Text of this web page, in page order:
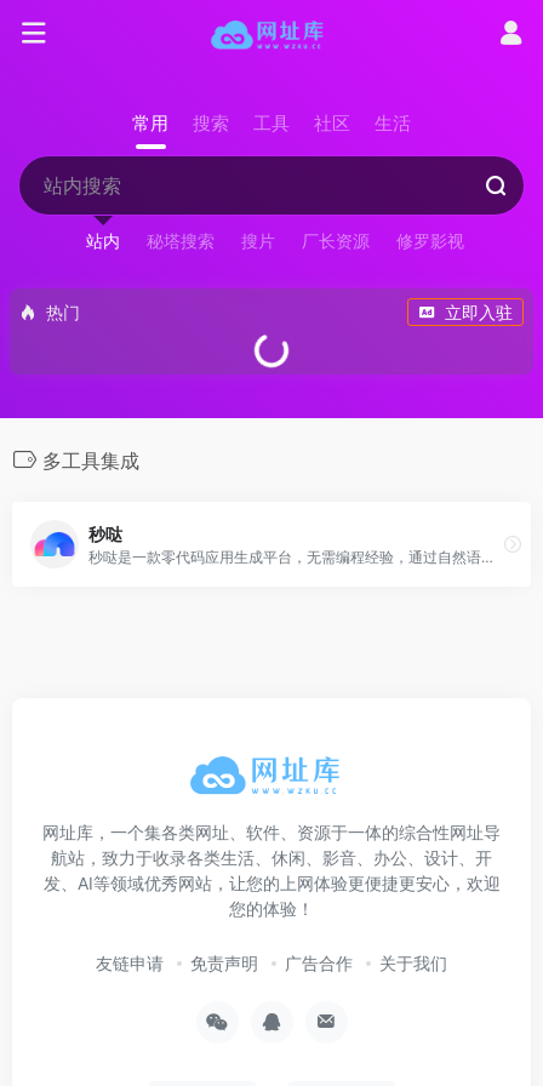
常用 搜索 工具 社区 生活
站内 秘塔搜索 搜片 厂长资源 修罗影视
热门 立即入驻
多工具集成
秒哒
秒哒是一款零代码应用生成平台，无需编程经验，通过自然语言对话式和拖拽式搭建具有完整前后端的应用，一句话生成各类应用，支持生成网站、小程序、H5、小游戏、小工具、轻应用等，提供海量免费模版，24小时在线agent团队，0成本极速上线，无需运维，一人即团队，让每个人都具备程序员能力。
网址库，一个集各类网址、软件、资源于一体的综合性网址导
航站，致力于收录各类生活、休闲、影音、办公、设计、开
发、AI等领域优秀网站，让您的上网体验更便捷更安心，欢迎
您的体验！
友链申请 免责声明 广告合作 关于我们